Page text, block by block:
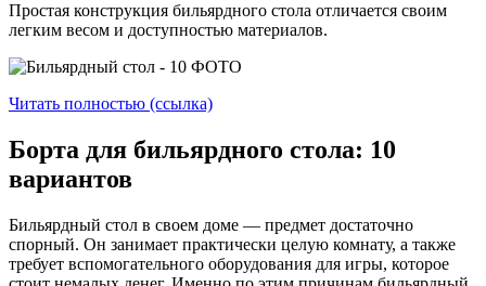
Простая конструкция бильярдного стола отличается своим
легким весом и доступностью материалов.
Читать полностью (ссылка)
Борта для бильярдного стола: 10
вариантов
Бильярдный стол в своем доме — предмет достаточно
спорный. Он занимает практически целую комнату, а также
требует вспомогательного оборудования для игры, которое